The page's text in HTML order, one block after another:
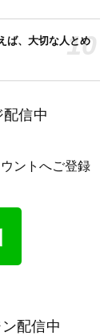
ば、大切な人とめ
10
信中
ントへご登録
配信中